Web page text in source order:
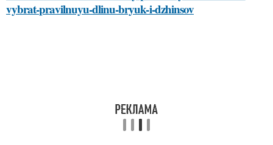
vybrat-pravilnuyu-dlinu-bryuk-i-dzhinsov